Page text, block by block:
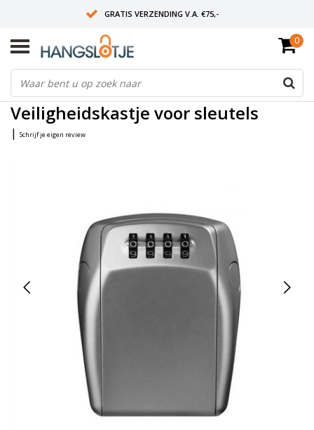
GRATIS VERZENDING V.A. €75,-
OP WERKDAGEN VOOR 15:00 BESTELD? VOLGENDE DAG OP SLOT!
ALLES UIT VOORRAAD
0
Home/ Veiligheidskastje voor sleutels
Veiligheidskastje voor sleutels
| Schrijf je eigen review